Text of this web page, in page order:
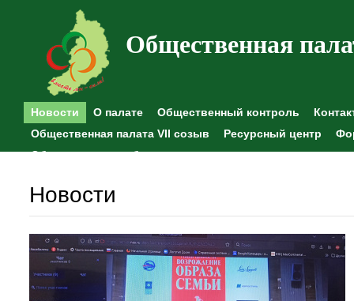
Общественная
Новости О палате Общественный контроль
Общественная палата VII созыв
Ресурсный центр
Общественные наблюдения
Новости